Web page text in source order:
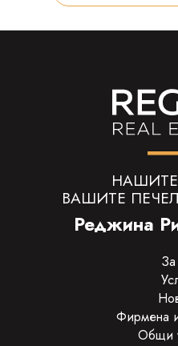
ВАШИТЕ
Реджина
Фирмена
Общи